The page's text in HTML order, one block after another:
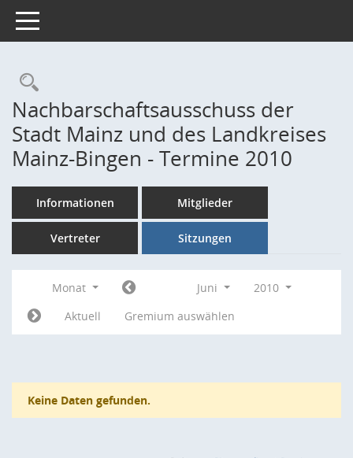
Toggle navigation
Rechercheauswahl
Nachbarschaftsausschuss der
Stadt Mainz und des Landkreises
Mainz-Bingen - Termine 2010
Informationen Mitglieder
Vertreter Sitzungen
Monat Juni
2010
Aktuell
Gremium auswählen
Keine Daten gefunden.